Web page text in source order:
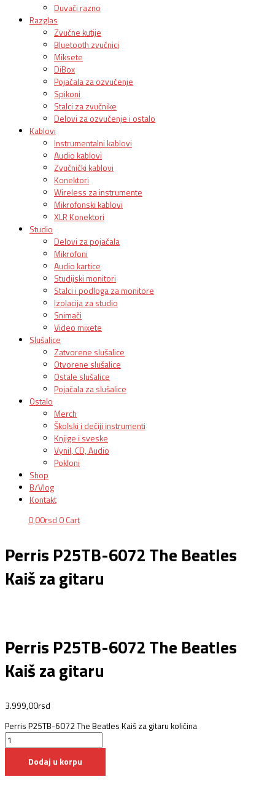
Duvači razno
Razglas
Zvučne kutije
Bluetooth zvučnici
Miksete
DiBox
Pojačala za ozvučenje
Spikoni
Stalci za zvučnike
Delovi za ozvučenje i ostalo
Kablovi
Instrumentalni kablovi
Audio kablovi
Zvučnički kablovi
Konektori
Wireless za instrumente
Mikrofonski kablovi
XLR Konektori
Studio
Delovi za pojačala
Mikrofoni
Audio kartice
Studijski monitori
Stalci i podloga za monitore
Izolacija za studio
Snimači
Video mixete
Slušalice
Zatvorene slušalice
Otvorene slušalice
Ostale slušalice
Pojačala za slušalice
Ostalo
Merch
Školski i dečiji instrumenti
Knjige i sveske
Vynil, CD, Audio
Pokloni
Shop
B/Vlog
Kontakt
0,00rsd 0 Cart
Perris P25TB-6072 The Beatles
Kaiš za gitaru
Perris P25TB-6072 The Beatles
Kaiš za gitaru
3.999,00rsd
Perris P25TB-6072 The Beatles Kaiš za gitaru količina
Dodaj u korpu